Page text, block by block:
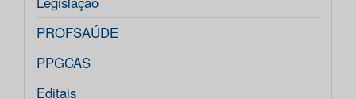
PROFSAÚDE
PPGCAS
Editais